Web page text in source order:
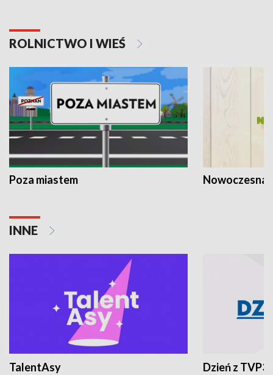
ROLNICTWO I WIEŚ
Poza miastem Nowoczesna
INNE
TalentAsy Dzień z TVP3